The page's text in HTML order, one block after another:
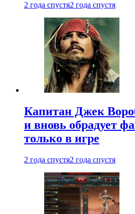
2 года спустя2 года спустя
Капитан Джек
и вновь обрадует
только в игре
2 года спустя2 года спустя